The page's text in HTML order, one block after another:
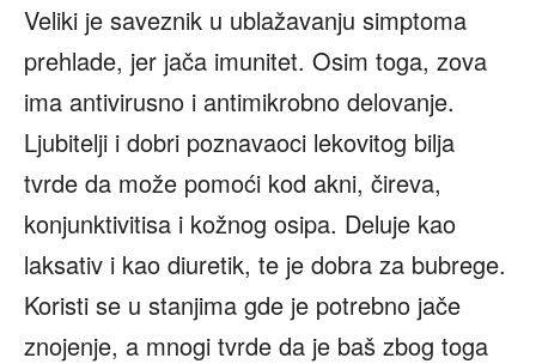
Veliki je saveznik u ublažavanju simptoma
prehlade, jer jača imunitet. Osim toga, zova
ima antivirusno i antimikrobno delovanje.
Ljubitelji i dobri poznavaoci lekovitog bilja
tvrde da može pomoći kod akni, čireva,
konjunktivitisa i kožnog osipa. Deluje kao
laksativ i kao diuretik, te je dobra za bubrege.
Koristi se u stanjima gde je potrebno jače
znojenje, a mnogi tvrde da je baš zbog toga